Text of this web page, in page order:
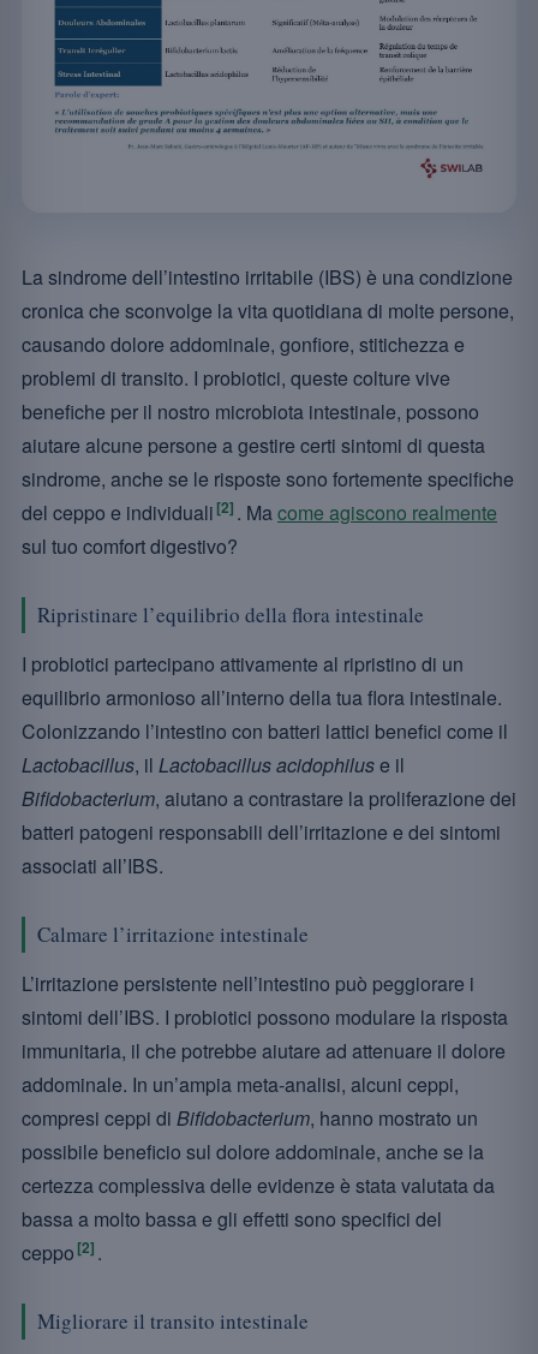
La sindrome dell’intestino irritabile (IBS) è una condizione
cronica che sconvolge la vita quotidiana di molte persone,
causando dolore addominale, gonfiore, stitichezza e
problemi di transito. I probiotici, queste colture vive
benefiche per il nostro microbiota intestinale, possono
aiutare alcune persone a gestire certi sintomi di questa
sindrome, anche se le risposte sono fortemente specifiche
del ceppo e individuali [2] . Macome agiscono realmente
sul tuo comfort digestivo?
Ripristinare l’equilibrio della flora intestinale
I probiotici partecipano attivamente al ripristino di un
equilibrio armonioso all’interno della tua flora intestinale.
Colonizzando l’intestino con batteri lattici benefici come il
Lactobacillus, il Lactobacillus acidophiluse il
Bifidobacterium, aiutano a contrastare la proliferazione dei
batteri patogeni responsabili dell’irritazione e dei sintomi
associati all’IBS.
Calmare l’irritazione intestinale
L’irritazione persistente nell’intestino può peggiorare i
sintomi dell’IBS. I probiotici possono modulare la risposta
immunitaria, il che potrebbe aiutare ad attenuare il dolore
addominale. In un’ampia meta-analisi, alcuni ceppi,
compresi ceppi di Bifidobacterium, hanno mostrato un
possibile beneficio sul dolore addominale, anche se la
certezza complessiva delle evidenze è stata valutata da
bassa a molto bassa e gli effetti sono specifici del
ceppo [2] .
Migliorare il transito intestinale